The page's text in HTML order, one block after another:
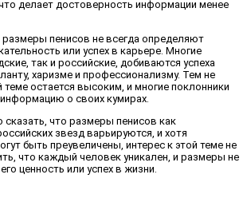
делает достоверность информации менее
пенисов не всегда определяют
или успех в карьере. Многие
так и российские, добиваются успеха
харизме и профессионализму. Тем не
теме остается высоким, и многие поклонники
о своих кумирах.
что размеры пенисов как
звезд варьируются, и хотя
быть преувеличены, интерес к этой теме не
что каждый человек уникален, и размеры не
ценность или успех в жизни.